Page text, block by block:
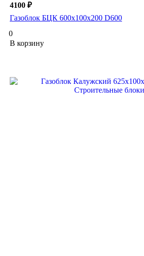
4100 ₽
Газоблок БЦК 600х100х200 D600
0
В корзину